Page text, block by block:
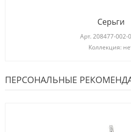
Серьги
Арт. 208477-002-
Коллекция:
ПЕРСОНАЛЬНЫЕ